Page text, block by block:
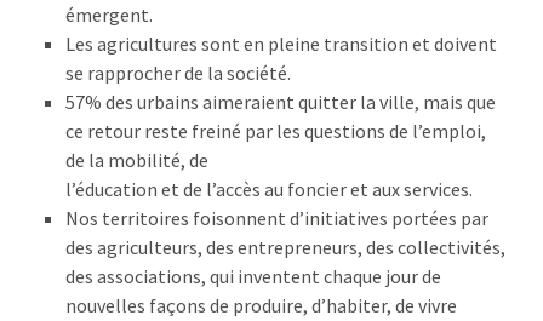
émergent.
Les agricultures sont en pleine transition et doivent
se rapprocher de la société.
57% des urbains aimeraient quitter la ville, mais que
ce retour reste freiné par les questions de l’emploi,
de la mobilité, de
l’éducation et de l’accès au foncier et aux services.
Nos territoires foisonnent d’initiatives portées par
des agriculteurs, des entrepreneurs, des collectivités,
des associations, qui inventent chaque jour de
nouvelles façons de produire, d’habiter, de vivre